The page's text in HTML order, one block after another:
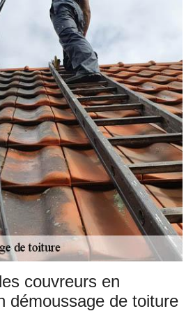
couvreurs en
démoussage de toiture